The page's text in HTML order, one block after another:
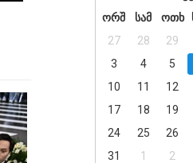
ორშ
სამ ოთხ
27
28 29
3
4 5
10
11 12
17
18 19
24
25 26
31
1 2